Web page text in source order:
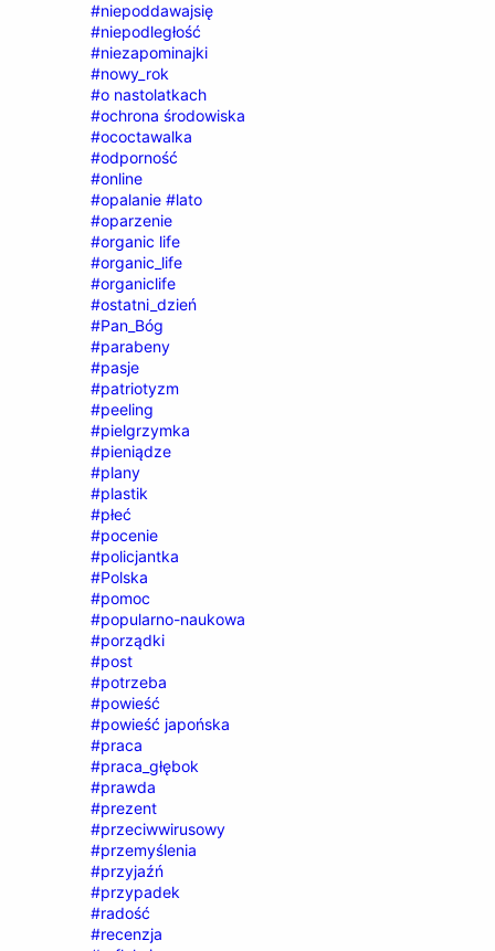
#niepoddawajsię
#niepodległość
#niezapominajki
#nowy_rok
#o nastolatkach
#ochrona środowiska
#ococtawalka
#odporność
#online
#opalanie #lato
#oparzenie
#organic life
#organic_life
#organiclife
#ostatni_dzień
#Pan_Bóg
#parabeny
#pasje
#patriotyzm
#peeling
#pielgrzymka
#pieniądze
#plany
#plastik
#płeć
#pocenie
#policjantka
#Polska
#pomoc
#popularno-naukowa
#porządki
#post
#potrzeba
#powieść
#powieść japońska
#praca
#praca_głębok
#prawda
#prezent
#przeciwwirusowy
#przemyślenia
#przyjaźń
#przypadek
#radość
#recenzja